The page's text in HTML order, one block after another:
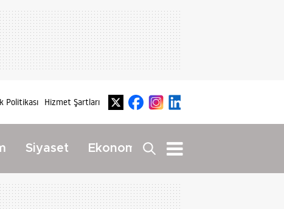
Politikası Hizmet Şartları
Siyaset Ekonomi Yaşam